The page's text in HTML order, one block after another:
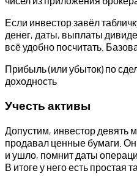
Если инвестор завёл
денег, даты, выплаты
всё удобно посчитать.
Прибыль (или убыток) по
доходность
Учесть активы
Допустим, инвестор девять
продавал ценные бумаги.
и ушло, помнит даты
В итоге у него есть простая